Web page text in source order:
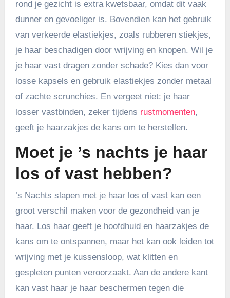
rond je gezicht is extra kwetsbaar, omdat dit vaak
dunner en gevoeliger is. Bovendien kan het gebruik
van verkeerde elastiekjes, zoals rubberen stiekjes,
je haar beschadigen door wrijving en knopen. Wil je
je haar vast dragen zonder schade? Kies dan voor
losse kapsels en gebruik elastiekjes zonder metaal
of zachte scrunchies. En vergeet niet: je haar
losser vastbinden, zeker tijdens rustmomenten,
geeft je haarzakjes de kans om te herstellen.
Moet je ’s nachts je haar
los of vast hebben?
’s Nachts slapen met je haar los of vast kan een
groot verschil maken voor de gezondheid van je
haar. Los haar geeft je hoofdhuid en haarzakjes de
kans om te ontspannen, maar het kan ook leiden tot
wrijving met je kussensloop, wat klitten en
gespleten punten veroorzaakt. Aan de andere kant
kan vast haar je haar beschermen tegen die